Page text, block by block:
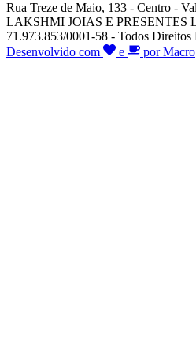
Rua Treze de Maio, 133 - Centro -
LAKSHMI JOIAS E PRESENTES
71.973.853/0001-58 - Todos Direitos
Desenvolvido com
e por Macro